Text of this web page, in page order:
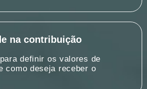
na contribuição
definir os valores de
como deseja receber o